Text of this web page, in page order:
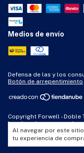
Al navegar por este sitio
tu experiencia de
Medios de envío
Defensa de las y los
Botón de arrepentimiento
Copyright Forwell - Doble
los derechos reservados.